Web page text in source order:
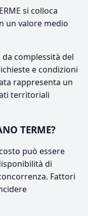
si colloca
un valore medio
complessità del
e condizioni
rappresenta un
territoriali
TERME?
può essere
di
Fattori